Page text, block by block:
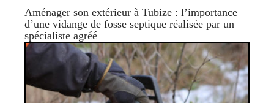
Aménager son extérieur à Tubize : l’importance
d’une vidange de fosse septique réalisée par un
spécialiste agréé